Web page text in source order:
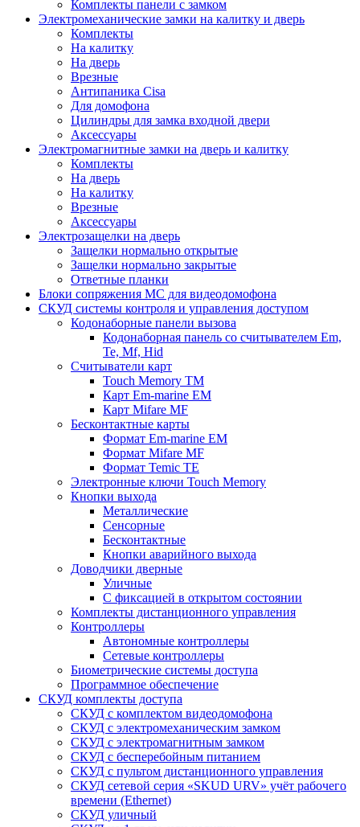
Комплекты панели с замком
Электромеханические замки на калитку и дверь
Комплекты
На калитку
На дверь
Врезные
Антипаника Cisa
Для домофона
Цилиндры для замка входной двери
Аксессуары
Электромагнитные замки на дверь и калитку
Комплекты
На дверь
На калитку
Врезные
Аксессуары
Электрозащелки на дверь
Защелки нормально открытые
Защелки нормально закрытые
Ответные планки
Блоки сопряжения МС для видеодомофона
СКУД системы контроля и управления доступом
Кодонаборные панели вызова
Кодонаборная панель со считывателем Em,
Te, Mf, Hid
Считыватели карт
Touch Memory TM
Карт Em-marine EM
Карт Mifare MF
Бесконтактные карты
Формат Em-marine EM
Формат Mifare MF
Формат Temic TE
Электронные ключи Touch Memory
Кнопки выхода
Металлические
Сенсорные
Бесконтактные
Кнопки аварийного выхода
Доводчики дверные
Уличные
С фиксацией в открытом состоянии
Комплекты дистанционного управления
Контроллеры
Автономные контроллеры
Сетевые контроллеры
Биометрические системы доступа
Программное обеспечение
СКУД комплекты доступа
СКУД с комплектом видеодомофона
СКУД с электромеханическим замком
СКУД с электромагнитным замком
СКУД с бесперебойным питанием
СКУД с пультом дистанционного управления
СКУД сетевой серия «SKUD URV» учёт рабочего
времени (Ethernet)
СКУД уличный